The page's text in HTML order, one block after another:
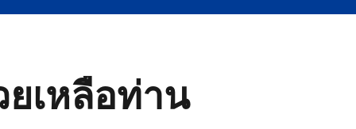
ยเหลือท่าน